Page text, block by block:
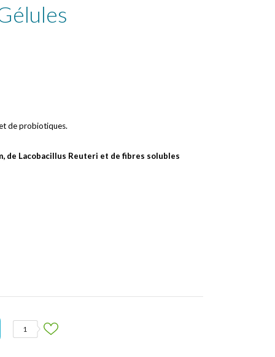
de probiotiques.
de Lacobacillus Reuteri et de fibres solubles
1